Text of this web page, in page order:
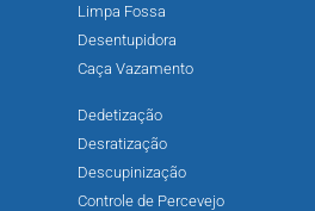
Limpa Fossa
Desentupidora
Caça Vazamento
Dedetização
Desratização
Descupinização
Controle de Percevejo